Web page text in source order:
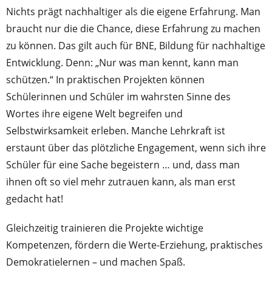
Nichts prägt nachhaltiger als die eigene Erfahrung. Man
braucht nur die die Chance, diese Erfahrung zu machen
zu können. Das gilt auch für BNE, Bildung für nachhaltige
Entwicklung. Denn: „Nur was man kennt, kann man
schützen.“ In praktischen Projekten können
Schülerinnen und Schüler im wahrsten Sinne des
Wortes ihre eigene Welt begreifen und
Selbstwirksamkeit erleben. Manche Lehrkraft ist
erstaunt über das plötzliche Engagement, wenn sich ihre
Schüler für eine Sache begeistern … und, dass man
ihnen oft so viel mehr zutrauen kann, als man erst
gedacht hat!
Gleichzeitig trainieren die Projekte wichtige
Kompetenzen, fördern die Werte-Erziehung, praktisches
Demokratielernen – und machen Spaß.